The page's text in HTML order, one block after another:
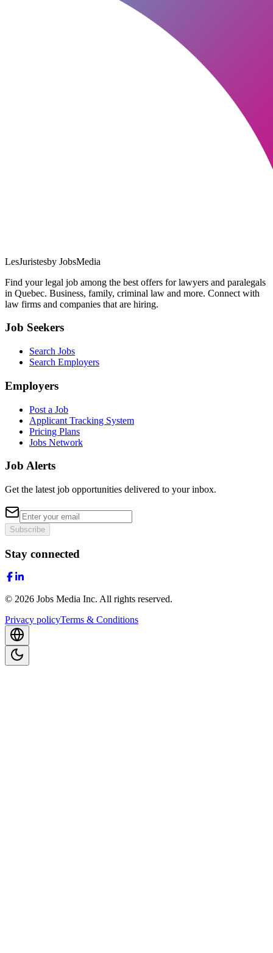
LesJuristesby JobsMedia
Find your legal job among the best offers for lawyers and paralegals
in Quebec. Business, family, criminal law and more. Connect with
law firms and companies that are hiring.
Job Seekers
Search Jobs
Search Employers
Employers
Post a Job
Applicant Tracking System
Pricing Plans
Jobs Network
Job Alerts
Get the latest job opportunities delivered to your inbox.
Subscribe
Stay connected
© 2026 Jobs Media Inc. All rights reserved.
Privacy policyTerms & Conditions